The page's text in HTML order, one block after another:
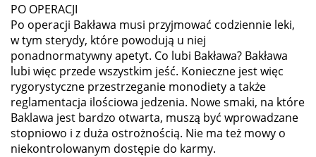
PO OPERACJI
Po operacji Bakława musi przyjmować codziennie leki,
w tym sterydy, które powodują u niej
ponadnormatywny apetyt. Co lubi Bakława? Bakława
lubi więc przede wszystkim jeść. Konieczne jest więc
rygorystyczne przestrzeganie monodiety a także
reglamentacja ilościowa jedzenia. Nowe smaki, na które
Baklawa jest bardzo otwarta, muszą być wprowadzane
stopniowo i z duża ostrożnością. Nie ma też mowy o
niekontrolowanym dostępie do karmy.